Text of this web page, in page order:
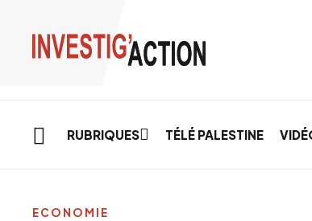
RUBRIQUES TÉLÉ PALESTINE
ECONOMIE